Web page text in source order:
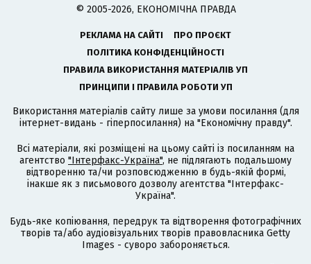
© 2005-2026, ЕКОНОМІЧНА ПРАВДА
РЕКЛАМА НА САЙТІ
ПРО ПРОЄКТ
ПОЛІТИКА КОНФІДЕНЦІЙНОСТІ
ПРАВИЛА ВИКОРИСТАННЯ МАТЕРІАЛІВ УП
ПРИНЦИПИ І ПРАВИЛА РОБОТИ УП
Використання матеріалів сайту лише за умови посилання (для
інтернет-видань - гіперпосилання) на "Економічну правду".
Всі матеріали, які розміщені на цьому сайті із посиланням на
агентство "Інтерфакс-Україна", не підлягають подальшому
відтворенню та/чи розповсюдженню в будь-якій формі,
інакше як з письмового дозволу агентства "Інтерфакс-
Україна".
Будь-яке копіювання, передрук та відтворення фотографічних
творів та/або аудіовізуальних творів правовласника Getty
Images - суворо забороняється.